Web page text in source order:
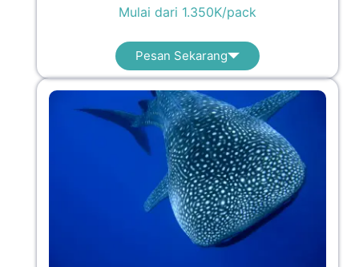
Mulai dari 1.350K/pack
Pesan Sekarang